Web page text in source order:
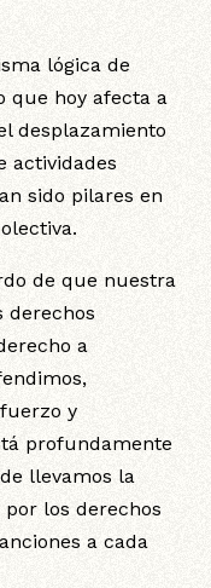
lógica de
que hoy afecta a
desplazamiento
actividades
sido pilares en
de que nuestra
derechos
a
y
profundamente
llevamos la
los derechos
a cada